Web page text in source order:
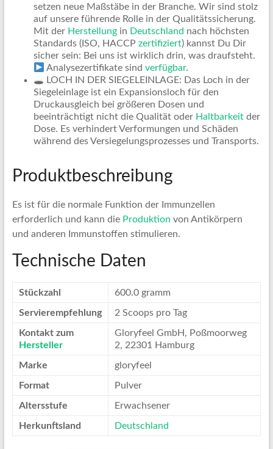
setzen neue Maßstäbe in der Branche. Wir sind stolz
auf unsere führende Rolle in der Qualitätssicherung.
Mit der Herstellungin Deutschland nach höchsten
Standards (ISO, HACCP zertifiziert) kannst Du Dir
sicher sein: Bei uns ist wirklich drin, was draufsteht.
Analysezertifikate sind verfügbar.
🕳 LOCH IN DER SIEGELEINLAGE: Das Loch in der
Siegeleinlage ist ein Expansionsloch für den
Druckausgleich bei größeren Dosen und
beeinträchtigt nicht die Qualität oder Haltbarkeitder
Dose. Es verhindert Verformungen und Schäden
während des Versiegelungsprozesses und Transports.
Produktbeschreibung
Es ist für die normale Funktion der Immunzellen
erforderlich und kann die Produktion von Antikörpern
und anderen Immunstoffen stimulieren.
Technische Daten
Stückzahl ‎600.0 gramm
Servierempfehlung ‎2 Scoops pro Tag
Kontakt zum
Hersteller
‎Gloryfeel GmbH, Poßmoorweg
2, 22301 Hamburg
Marke ‎gloryfeel
Format ‎Pulver
Altersstufe ‎Erwachsener
Herkunftsland Deutschland